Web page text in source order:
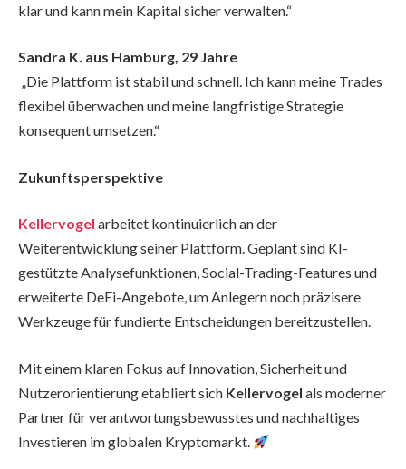
klar und kann mein Kapital sicher verwalten.“
Sandra K. aus Hamburg, 29 Jahre
„Die Plattform ist stabil und schnell. Ich kann meine Trades
flexibel überwachen und meine langfristige Strategie
konsequent umsetzen.“
Zukunftsperspektive
Kellervogel arbeitet kontinuierlich an der
Weiterentwicklung seiner Plattform. Geplant sind KI-
gestützte Analysefunktionen, Social-Trading-Features und
erweiterte DeFi-Angebote, um Anlegern noch präzisere
Werkzeuge für fundierte Entscheidungen bereitzustellen.
Mit einem klaren Fokus auf Innovation, Sicherheit und
Nutzerorientierung etabliert sich Kellervogel als moderner
Partner für verantwortungsbewusstes und nachhaltiges
Investieren im globalen Kryptomarkt.